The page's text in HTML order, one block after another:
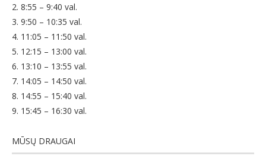
2. 8:55 – 9:40 val.
3. 9:50 – 10:35 val.
4. 11:05 – 11:50 val.
5. 12:15 – 13:00 val.
6. 13:10 – 13:55 val.
7. 14:05 – 14:50 val.
8. 14:55 – 15:40 val.
9. 15:45 – 16:30 val.
MŪSŲ DRAUGAI